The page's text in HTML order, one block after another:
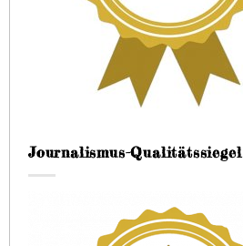
Journalismus-Qualitätssiegel